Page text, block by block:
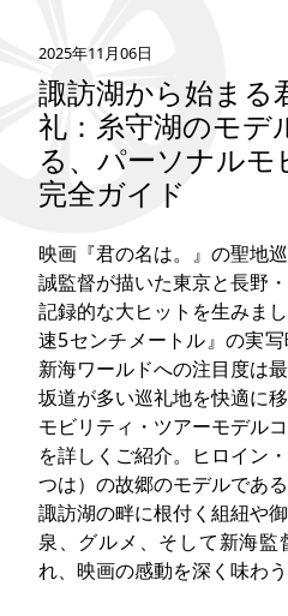
2025年11月06日
諏訪湖から始まる
礼：糸守湖のモデ
る、パーソナル
完全ガイド
映画『君の名は。』の聖地
誠監督が描いた東京と長野
記録的な大ヒットを生みま
速5センチメートル』の実写
新海ワールドへの注目度は
坂道が多い巡礼地を快適に
モビリティ・ツアーモデル
を詳しくご紹介。ヒロイン
つは）の故郷のモデルであ
諏訪湖の畔に根付く組紐や
泉、グルメ、そして新海
れ、映画の感動を深く味わ